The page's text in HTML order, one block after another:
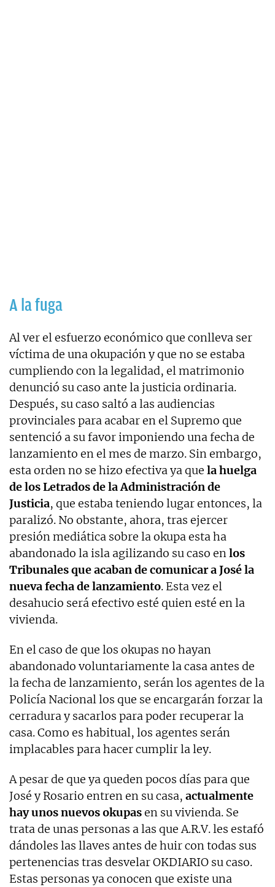
A la fuga
Al ver el esfuerzo económico que conlleva ser
víctima de una okupación y que no se estaba
cumpliendo con la legalidad, el matrimonio
denunció su caso ante la justicia ordinaria.
Después, su caso saltó a las audiencias
provinciales para acabar en el Supremo que
sentenció a su favor imponiendo una fecha de
lanzamiento en el mes de marzo. Sin embargo,
esta orden no se hizo efectiva ya que la huelga
de los Letrados de la Administración de
Justicia, que estaba teniendo lugar entonces, la
paralizó. No obstante, ahora, tras ejercer
presión mediática sobre la okupa esta ha
abandonado la isla agilizando su caso enlos
Tribunales que acaban de comunicar a José la
nueva fecha de lanzamiento. Esta vez el
desahucio será efectivo esté quien esté en la
vivienda.
En el caso de que los okupas no hayan
abandonado voluntariamente la casa antes de
la fecha de lanzamiento, serán los agentes de la
Policía Nacional los que se encargarán forzar la
cerradura y sacarlos para poder recuperar la
casa. Como es habitual, los agentes serán
implacables para hacer cumplir la ley.
A pesar de que ya queden pocos días para que
José y Rosario entren en su casa, actualmente
hay unos nuevos okupasen su vivienda. Se
trata de unas personas a las que A.R.V. les estafó
dándoles las llaves antes de huir con todas sus
pertenencias tras desvelar OKDIARIO su caso.
Estas personas ya conocen que existe una